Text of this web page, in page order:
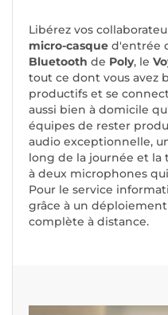
Libérez vos
micro-casque d'entrée
Bluetooth de Poly, le
tout ce dont vous avez
productifs et se
aussi bien à domicile
équipes de rester
audio exceptionnelle,
long de la journée et la
à deux microphones
Pour le service
grâce à un
complète à distance.